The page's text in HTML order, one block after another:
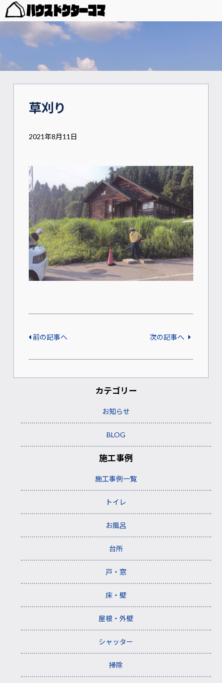
草刈り
2021年8月11日
前の記事へ 次の記事へ
カテゴリー
お知らせ
BLOG
施工事例
施工事例一覧
トイレ
お風呂
台所
戸・窓
床・壁
屋根・外壁
シャッター
掃除